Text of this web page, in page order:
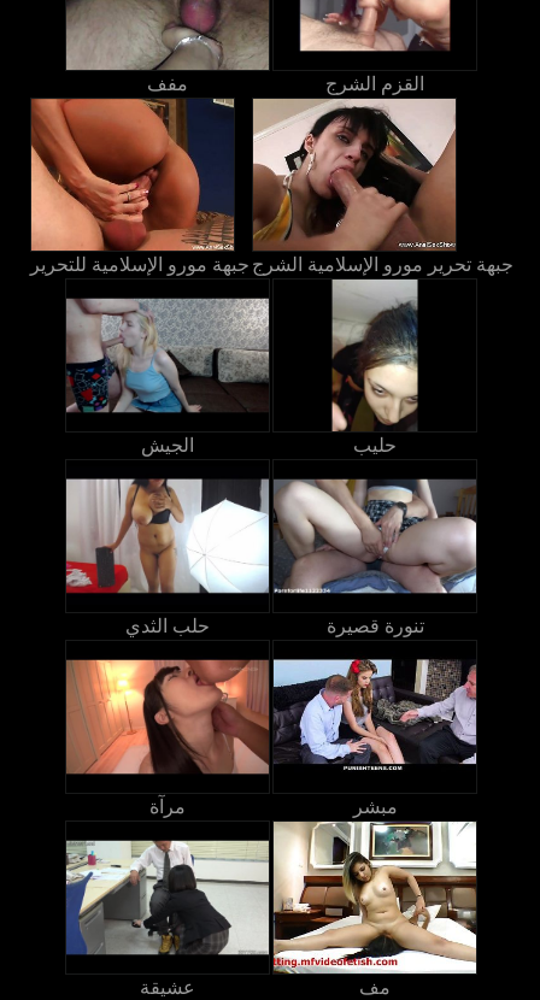
مفف القزم الشرج
جبهة مورو الإسلامية للتحرير جبهة تحرير مورو الإسلامية الشرج
الجيش حليب
حلب الثدي تنورة قصيرة
مرآة مبشر
عشيقة مف